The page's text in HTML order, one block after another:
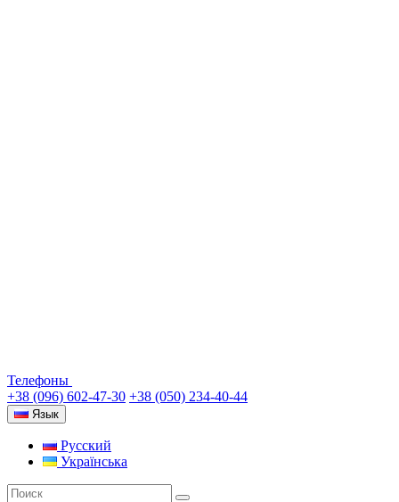
Телефоны
+38 (096) 602-47-30 +38 (050) 234-40-44
Язык
Русский
Українська